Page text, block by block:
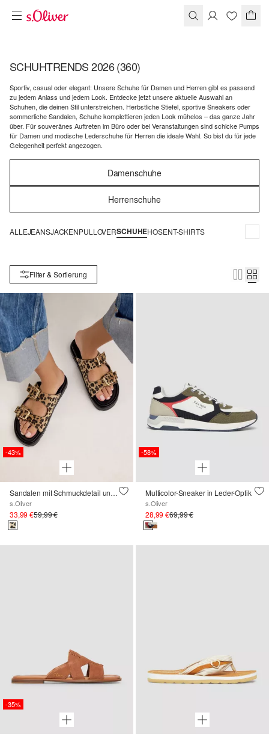
SCHUHTRENDS 2026(360)
Sportiv, casual oder elegant: Unsere Schuhe für Damen und Herren gibt es passend
zu jedem Anlass und jedem Look. Entdecke jetzt unsere aktuelle Auswahl an
Schuhen, die deinen Stil unterstreichen. Herbstliche Stiefel, sportive Sneakers oder
sommerliche Sandalen, Schuhe komplettieren jeden Look mühelos – das ganze Jahr
über. Für souveränes Auftreten im Büro oder bei Veranstaltungen sind schicke Pumps
für Damen und modische Lederschuhe für Herren die ideale Wahl. So bist du für jede
Gelegenheit perfekt angezogen.
Damenschuhe
Herrenschuhe
ALLEJEANSJACKENPULLOVERSCHUHEHOSENT-SHIRTS
Filter & Sortierung
-43%
Sandalen mit Schmuckdetail und Leo-Print
s.Oliver
33,99 €59,99 €
-58%
Multicolor-Sneaker in Leder-Optik
s.Oliver
28,99 €69,99 €
-35%